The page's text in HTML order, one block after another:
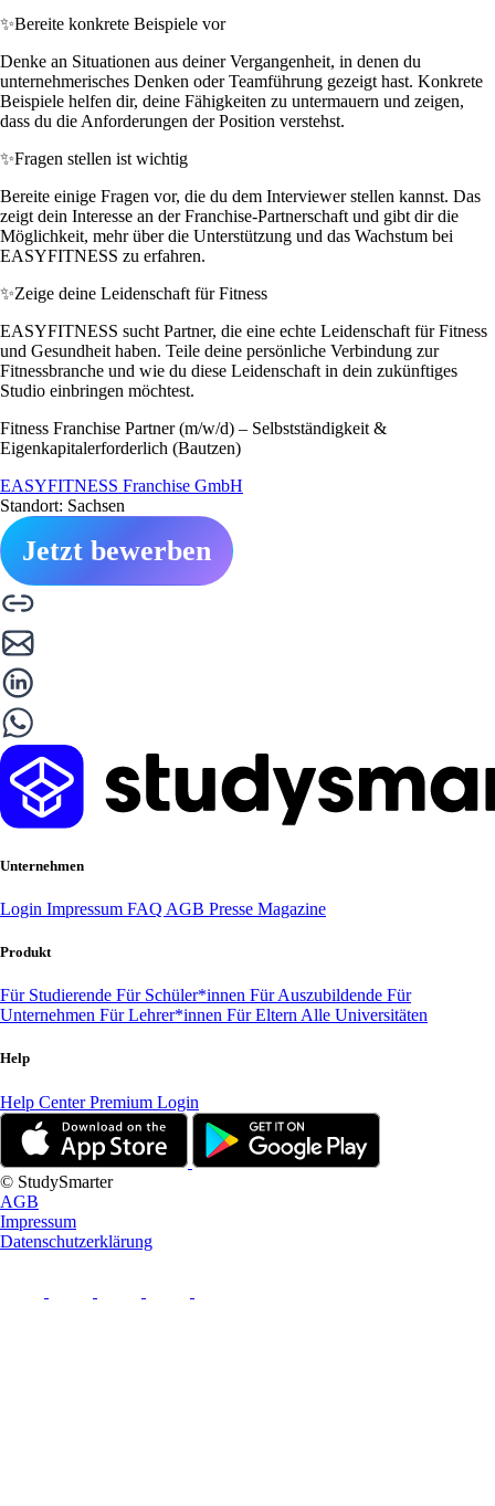
✨Bereite konkrete Beispiele vor
Denke an Situationen aus deiner Vergangenheit, in denen du
unternehmerisches Denken oder Teamführung gezeigt hast. Konkrete
Beispiele helfen dir, deine Fähigkeiten zu untermauern und zeigen,
dass du die Anforderungen der Position verstehst.
✨Fragen stellen ist wichtig
Bereite einige Fragen vor, die du dem Interviewer stellen kannst. Das
zeigt dein Interesse an der Franchise-Partnerschaft und gibt dir die
Möglichkeit, mehr über die Unterstützung und das Wachstum bei
EASYFITNESS zu erfahren.
✨Zeige deine Leidenschaft für Fitness
EASYFITNESS sucht Partner, die eine echte Leidenschaft für Fitness
und Gesundheit haben. Teile deine persönliche Verbindung zur
Fitnessbranche und wie du diese Leidenschaft in dein zukünftiges
Studio einbringen möchtest.
Fitness Franchise Partner (m/w/d) – Selbstständigkeit &
Eigenkapitalerforderlich (Bautzen)
EASYFITNESS Franchise GmbH
Standort: Sachsen
Jetzt bewerben
Unternehmen
Login Impressum FAQ AGB Presse Magazine
Produkt
Für Studierende Für Schüler*innen Für Auszubildende Für
Unternehmen Für Lehrer*innen Für Eltern Alle Universitäten
Help
Help CenterPremium Login
© StudySmarter
AGB
Impressum
Datenschutzerklärung